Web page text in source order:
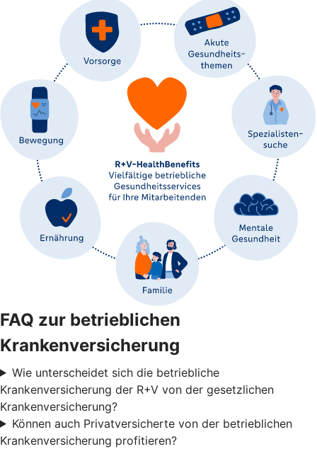
FAQ zur betrieblichen
Krankenversicherung
Wie unterscheidet sich die betriebliche
Krankenversicherung der R+V von der gesetzlichen
Krankenversicherung?
Können auch Privatversicherte von der betrieblichen
Krankenversicherung profitieren?